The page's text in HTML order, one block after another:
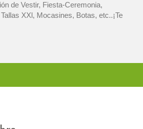
de Vestir, Fiesta-Ceremonia,
XXl, Mocasines, Botas, etc..¡Te